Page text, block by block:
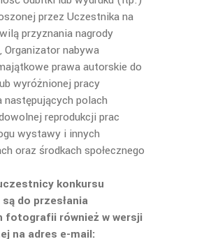
przez Uczestnika na
przyznania nagrody
nabywa
prawa autorskie do
wyróżnionej pracy
następujących polach
reprodukcji prac
wystawy i innych
oraz środkach społecznego
konkursu
do przesłania
fotografii również w wersji
na adres e-mail: